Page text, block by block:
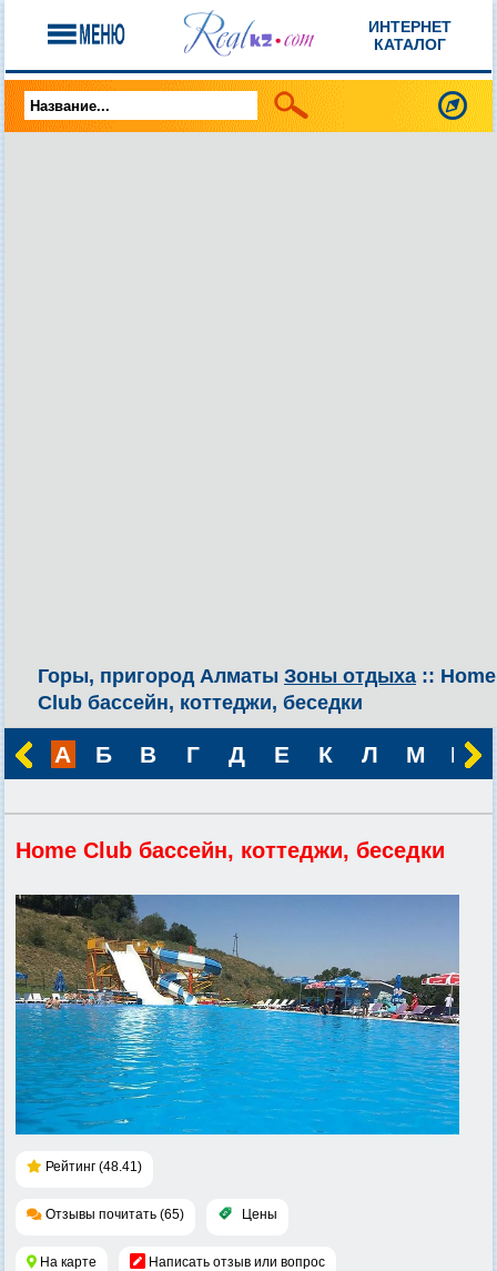
ИНТЕРНЕТ
КАТАЛОГ
Горы, пригород Алматы Зоны отдыха :: Home
Club бассейн, коттеджи, беседки
А Б В Г Д Е К Л М Н
Home Club бассейн, коттеджи, беседки
Рейтинг (48.41)
Отзывы почитать (65) Цены
На карте Написать отзыв или вопрос